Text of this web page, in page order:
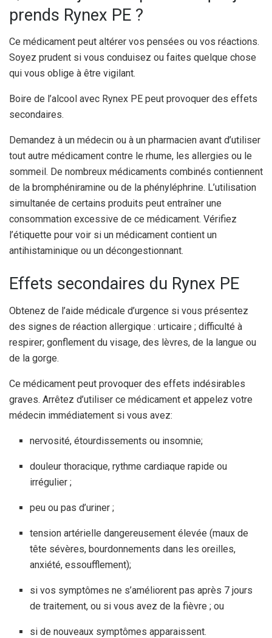
prends Rynex PE ?
Ce médicament peut altérer vos pensées ou vos réactions.
Soyez prudent si vous conduisez ou faites quelque chose
qui vous oblige à être vigilant.
Boire de l’alcool avec Rynex PE peut provoquer des effets
secondaires.
Demandez à un médecin ou à un pharmacien avant d’utiliser
tout autre médicament contre le rhume, les allergies ou le
sommeil. De nombreux médicaments combinés contiennent
de la bromphéniramine ou de la phényléphrine. L’utilisation
simultanée de certains produits peut entraîner une
consommation excessive de ce médicament. Vérifiez
l’étiquette pour voir si un médicament contient un
antihistaminique ou un décongestionnant.
Effets secondaires du Rynex PE
Obtenez de l’aide médicale d’urgence si vous présentez
des signes de réaction allergique : urticaire ; difficulté à
respirer; gonflement du visage, des lèvres, de la langue ou
de la gorge.
Ce médicament peut provoquer des effets indésirables
graves. Arrêtez d’utiliser ce médicament et appelez votre
médecin immédiatement si vous avez:
nervosité, étourdissements ou insomnie;
douleur thoracique, rythme cardiaque rapide ou
irrégulier ;
peu ou pas d’uriner ;
tension artérielle dangereusement élevée (maux de
tête sévères, bourdonnements dans les oreilles,
anxiété, essoufflement);
si vos symptômes ne s’améliorent pas après 7 jours
de traitement, ou si vous avez de la fièvre ; ou
si de nouveaux symptômes apparaissent.